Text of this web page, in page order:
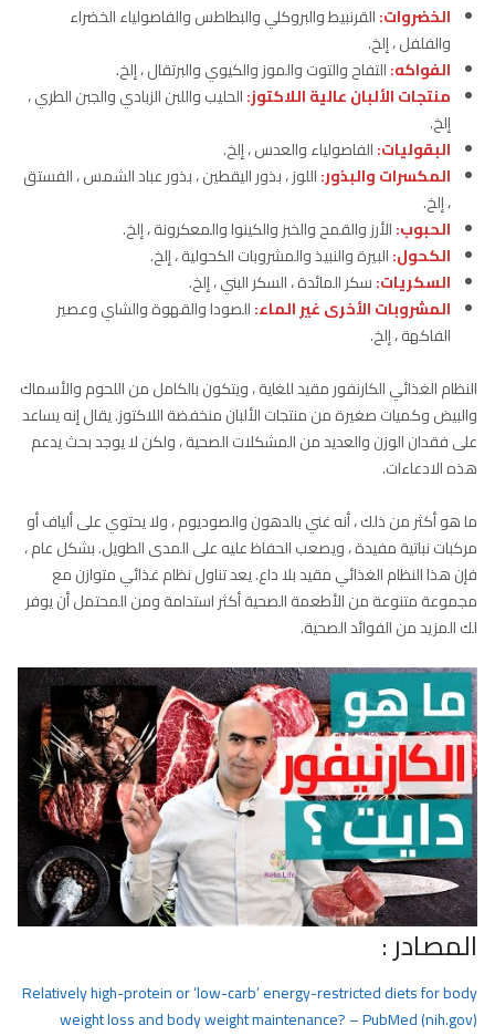
الخضروات:القرنبيط والبروكلي والبطاطس والفاصولياء الخضراء
والفلفل ، إلخ.
الفواكه:التفاح والتوت والموز والكيوي والبرتقال ، إلخ.
منتجات الألبان عالية اللاكتوز:الحليب واللبن الزبادي والجبن الطري ،
إلخ.
البقوليات:الفاصولياء والعدس ، إلخ.
المكسرات والبذور:اللوز ، بذور اليقطين ، بذور عباد الشمس ، الفستق
، إلخ.
الحبوب:الأرز والقمح والخبز والكينوا والمعكرونة ، إلخ.
الكحول:البيرة والنبيذ والمشروبات الكحولية ، إلخ.
السكريات:سكر المائدة ، السكر البني ، إلخ.
المشروبات الأخرى غير الماء:الصودا والقهوة والشاي وعصير
الفاكهة ، إلخ.
النظام الغذائي الكارنفور مقيد للغاية ، ويتكون بالكامل من اللحوم والأسماك
والبيض وكميات صغيرة من منتجات الألبان منخفضة اللاكتوز. يقال إنه يساعد
على فقدان الوزن والعديد من المشكلات الصحية ، ولكن لا يوجد بحث يدعم
هذه الادعاءات.
ما هو أكثر من ذلك ، أنه غني بالدهون والصوديوم ، ولا يحتوي على ألياف أو
مركبات نباتية مفيدة ، ويصعب الحفاظ عليه على المدى الطويل. بشكل عام ،
فإن هذا النظام الغذائي مقيد بلا داع. يعد تناول نظام غذائي متوازن مع
مجموعة متنوعة من الأطعمة الصحية أكثر استدامة ومن المحتمل أن يوفر
لك المزيد من الفوائد الصحية.
المصادر :
Relatively high-protein or ‘low-carb’ energy-restricted diets for body
weight loss and body weight maintenance? – PubMed (nih.gov)